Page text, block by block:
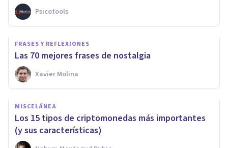
Psicotools
FRASES Y REFLEXIONES
Las 70 mejores frases de nostalgia
Xavier Molina
MISCELÁNEA
Los 15 tipos de criptomonedas más importantes
(y sus características)